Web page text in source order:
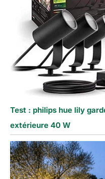
Test : philips hue lily
extérieure 40 W